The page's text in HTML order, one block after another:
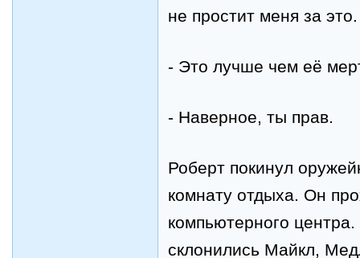
не простит меня за это.
- Это лучше чем её
- Наверное, ты прав.
Роберт покинул
комнату отдыха. Он
компьютерного
склонились Майкл,